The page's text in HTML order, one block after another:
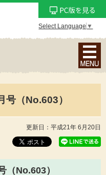
Select Language ▼
ナ
ビ
ン
メ
号（No.603）
更新日：平成21年 6月20日
（No.603）